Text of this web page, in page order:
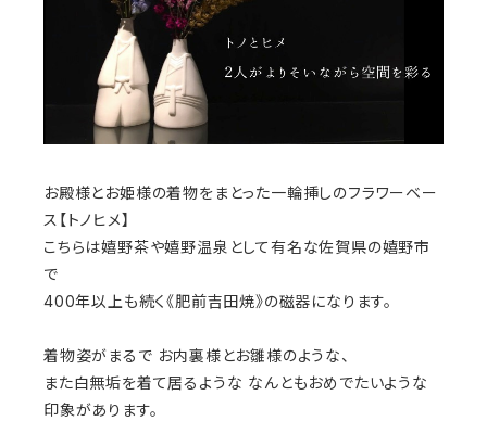
お殿様とお姫様の着物をまとった一輪挿しのフラワーベー
ス【トノヒメ】
こちらは嬉野茶や嬉野温泉として有名な佐賀県の嬉野市
で
400年以上も続く《肥前吉田焼》の磁器になります。
着物姿がまるで お内裏様とお雛様のような、
また白無垢を着て居るような なんともおめでたいような
印象があります。